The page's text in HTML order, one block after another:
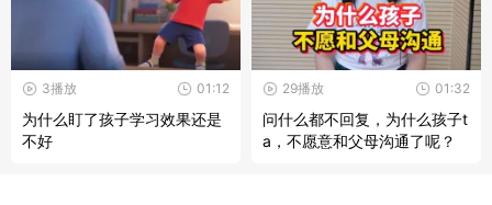
01:12
3播放
为什么盯了孩子学习效果还是
不好
01:32
29播放
问什么都不回复，为什么孩子t
a，不愿意和父母沟通了呢？